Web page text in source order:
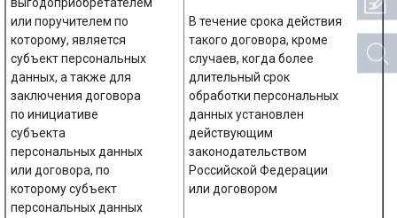
выгодоприобретателем
или поручителем по
которому, является
субъект персональных
данных, а также для
заключения договора
по инициативе
субъекта
персональных данных
или договора, по
которому субъект
персональных данных
В течение срока действия
такого договора, кроме
случаев, когда более
длительный срок
обработки персональных
данных установлен
действующим
законодательством
Российской Федерации
или договором